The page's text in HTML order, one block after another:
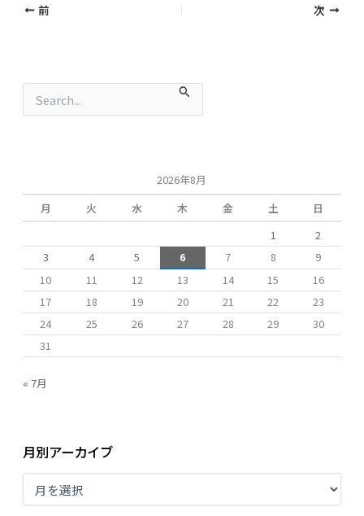
前 次
2026年8月
月
火 水 木 金 土
日
1
2
3
4 5 6 7 8
9
10
11 12 13 14 15
16
17
18 19 20 21 22
23
24
25 26 27 28 29
30
31
« 7月
月別アーカイブ